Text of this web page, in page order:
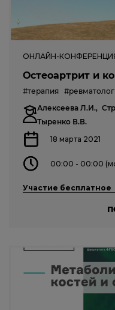
ОНЛАЙН-
Остеоартрит и
#терапия
Алексеева Л.И.,
Тыренко В.В.
18 марта 2021
00:00 - 00:00
Участие бесплатное